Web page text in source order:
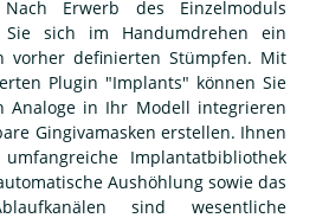
Erwerb des Einzelmoduls
Sie sich im Handumdrehen ein
vorher definierten Stümpfen. Mit
Plugin "Implants" können Sie
Analoge in Ihr Modell integrieren
Gingivamasken erstellen. Ihnen
Implantatbibliothek
Aushöhlung sowie das
sind wesentliche